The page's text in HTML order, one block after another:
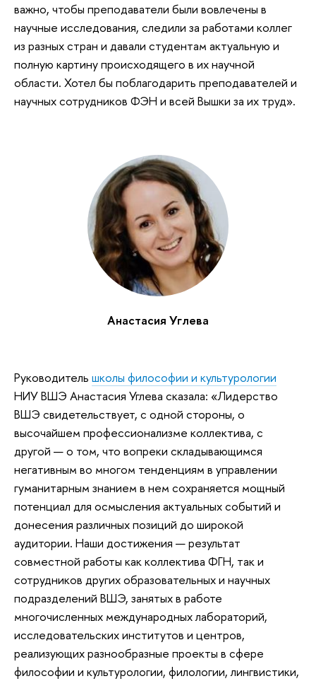
важно, чтобы преподаватели были вовлечены в
научные исследования, следили за работами коллег
из разных стран и давали студентам актуальную и
полную картину происходящего в их научной
области. Хотел бы поблагодарить преподавателей и
научных сотрудников ФЭН и всей Вышки за их труд».
Анастасия Углева
Руководитель школы философии и культурологии
НИУ ВШЭ Анастасия Углева сказала: «Лидерство
ВШЭ свидетельствует, с одной стороны, о
высочайшем профессионализме коллектива, с
другой — о том, что вопреки складывающимся
негативным во многом тенденциям в управлении
гуманитарным знанием в нем сохраняется мощный
потенциал для осмысления актуальных событий и
донесения различных позиций до широкой
аудитории. Наши достижения — результат
совместной работы как коллектива ФГН, так и
сотрудников других образовательных и научных
подразделений ВШЭ, занятых в работе
многочисленных международных лабораторий,
исследовательских институтов и центров,
реализующих разнообразные проекты в сфере
философии и культурологии, филологии, лингвистики,